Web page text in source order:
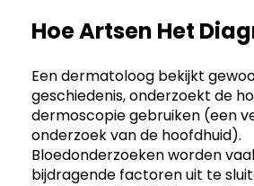
Hoe Artsen Het
Een dermatoloog bekijkt
geschiedenis, onderzoekt de
dermoscopie gebruiken (een
onderzoek van de hoofdhuid).
Bloedonderzoeken worden
bijdragende factoren uit te